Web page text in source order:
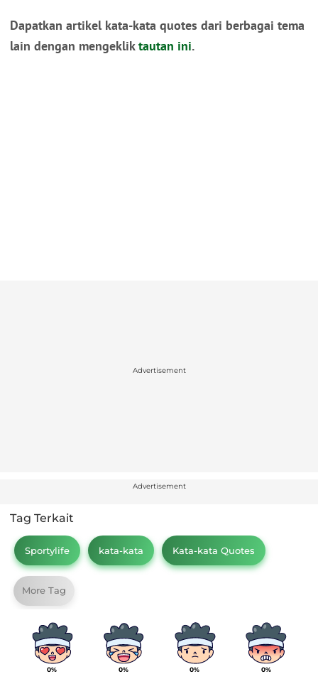
Dapatkan artikel kata-kata quotes dari berbagai tema
lain dengan mengekliktautan ini.
Advertisement
Advertisement
Tag Terkait
Sportylife kata-kata Kata-kata Quotes
More Tag
0% 0% 0% 0%